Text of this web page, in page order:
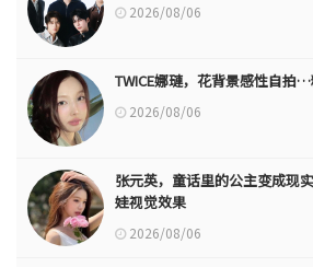
2026/08/06
TWICE娜璉，花背景感性自拍
2026/08/06
张元英，童话里的公主变成
娃视觉效果
2026/08/06